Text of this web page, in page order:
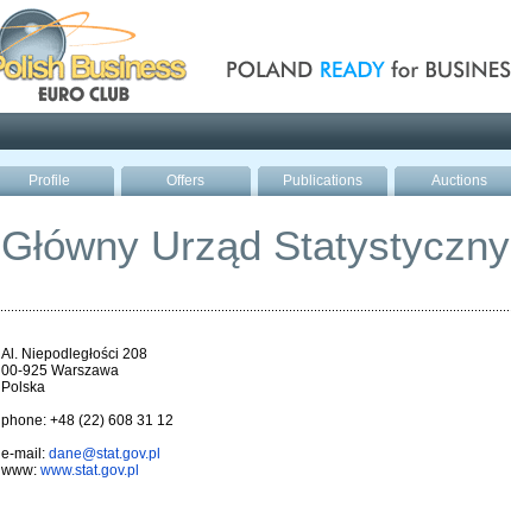
Profile Offers Publications Auctions
Główny Urząd Statystyczny
Al. Niepodległości 208
00-925 Warszawa
Polska
phone: +48 (22) 608 31 12
e-mail: dane@stat.gov.pl
www: www.stat.gov.pl